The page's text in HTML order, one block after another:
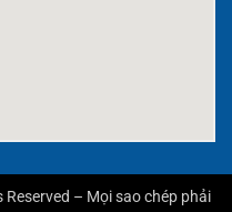
– Mọi sao chép phải